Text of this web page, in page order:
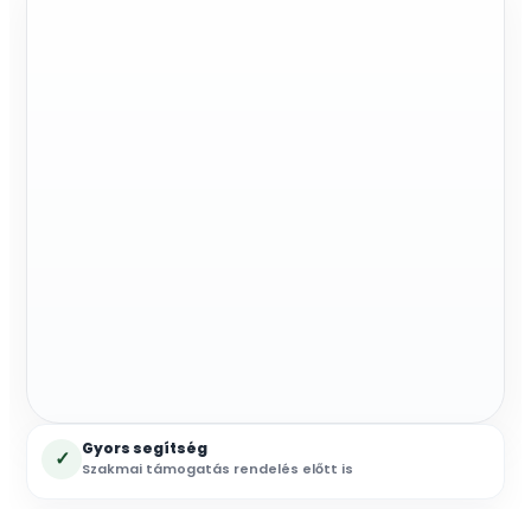
✓ Gyors segítség
Szakmai támogatás rendelés előtt is